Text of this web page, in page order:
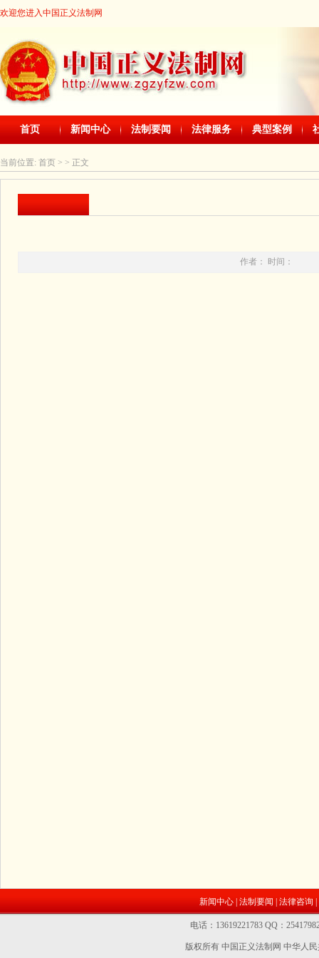
欢迎您进入中国正义法制网
首页 新闻中心 法制要闻 法律服务 典型案例
当前位置: 首页 > > 正文
作者： 时间：
新闻中心 法制要闻 法律咨询
电话：13619221783 QQ：
版权所有 中国正义法制网中华人